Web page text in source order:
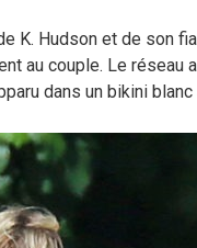
K. Hudson et de son
au couple. Le
dans un bikini blanc